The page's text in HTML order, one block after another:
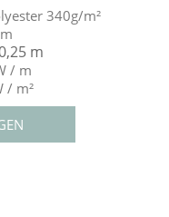
340g/m²
m
/ m
/ m²